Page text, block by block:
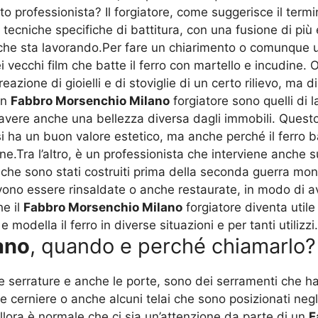
professionista? Il forgiatore, come suggerisce il
specifiche di battitura, con una fusione di
sta lavorando.Per fare un chiarimento o comunque
vecchi film che batte il ferro con martello e incudine.
di gioielli e di stoviglie di un certo rilievo, ma
Fabbro Morsenchio Milano forgiatore sono quelli di
anche una bellezza diversa dagli immobili.
ha un buon valore estetico, ma anche perché il ferro
l’altro, è un professionista che interviene anche
sono stati costruiti prima della seconda guerra
essere rinsaldate o anche restaurate, in modo di
il Fabbro Morsenchio Milano forgiatore diventa
modella il ferro in diverse situazioni e per tanti utilizzi.
, quando e perché chiamarlo?
serrature e anche le porte, sono dei serramenti che
cerniere o anche alcuni telai che sono posizionati